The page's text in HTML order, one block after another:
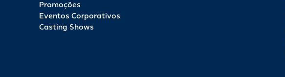
Promoções
Eventos Corporativos
Casting Shows